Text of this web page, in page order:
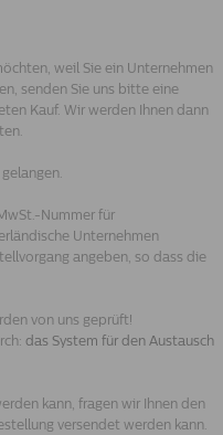
weil Sie ein Unternehmen
senden Sie uns bitte eine
Kauf. Wir werden Ihnen dann
Nummer für
Unternehmen
angeben, so dass die
von uns geprüft!
das System für den Austausch
kann, fragen wir Ihnen den
versendet werden kann.